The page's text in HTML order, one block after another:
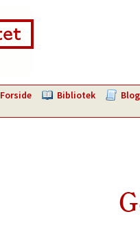
Forside Bibliotek Blog